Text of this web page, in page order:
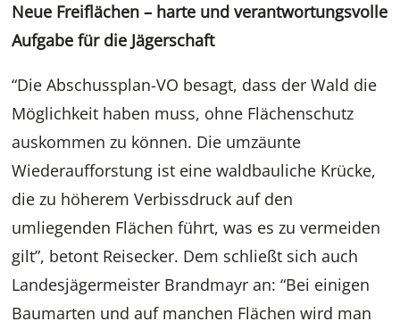
Neue Freiflächen – harte und verantwortungsvolle
Aufgabe für die Jägerschaft
“Die Abschussplan-VO besagt, dass der Wald die
Möglichkeit haben muss, ohne Flächenschutz
auskommen zu können. Die umzäunte
Wiederaufforstung ist eine waldbauliche Krücke,
die zu höherem Verbissdruck auf den
umliegenden Flächen führt, was es zu vermeiden
gilt”, betont Reisecker. Dem schließt sich auch
Landesjägermeister Brandmayr an: “Bei einigen
Baumarten und auf manchen Flächen wird man